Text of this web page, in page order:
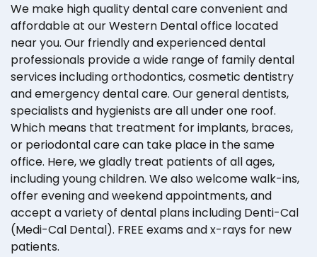
We make high quality dental care convenient and
affordable at our Western Dental office located
near you. Our friendly and experienced dental
professionals provide a wide range of family dental
services including orthodontics, cosmetic dentistry
and emergency dental care. Our general dentists,
specialists and hygienists are all under one roof.
Which means that treatment for implants, braces,
or periodontal care can take place in the same
office. Here, we gladly treat patients of all ages,
including young children. We also welcome walk-ins,
offer evening and weekend appointments, and
accept a variety of dental plans including Denti-Cal
(Medi-Cal Dental). FREE exams and x-rays for new
patients.